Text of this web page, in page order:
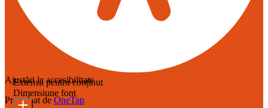
Ajustări la accesibilitate
Propulsat de OneTap
Extensii pentru conținut
Dimensiune font